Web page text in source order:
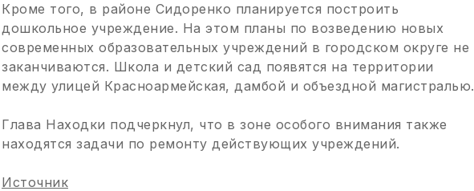
Кроме того, в районе Сидоренко планируется построить
дошкольное учреждение. На этом планы по возведению новых
современных образовательных учреждений в городском округе не
заканчиваются. Школа и детский сад появятся на территории
между улицей Красноармейская, дамбой и объездной магистралью.
Глава Находки подчеркнул, что в зоне особого внимания также
находятся задачи по ремонту действующих учреждений.
Источник